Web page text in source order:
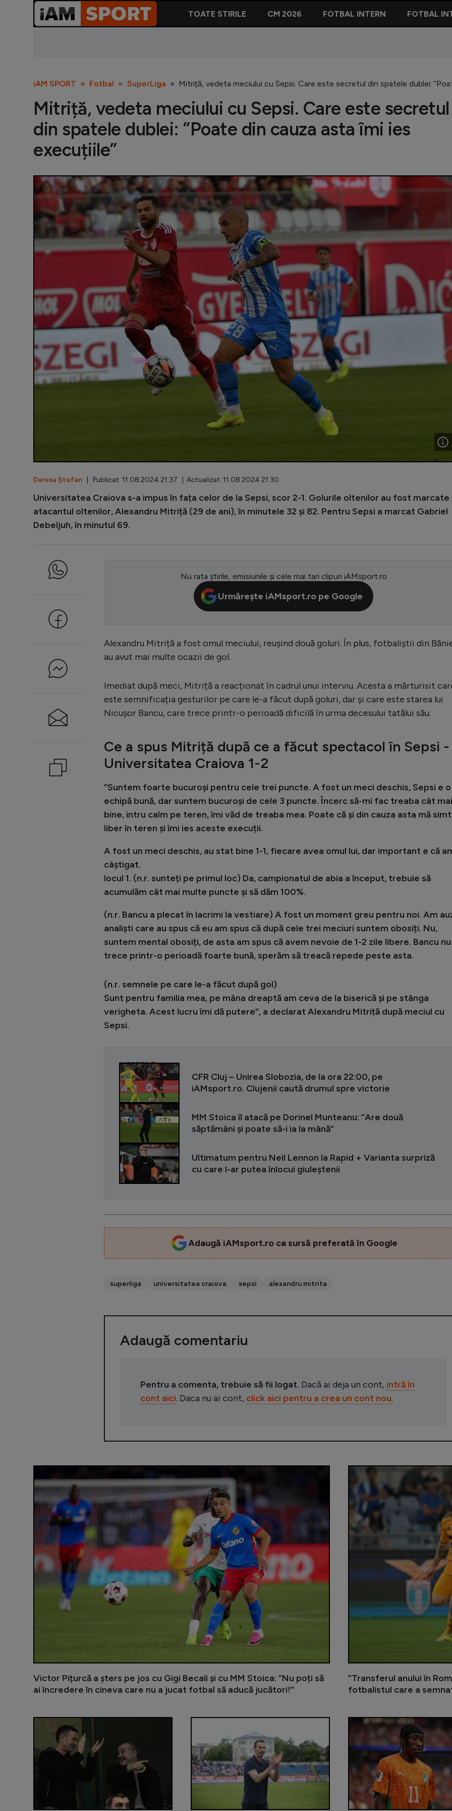
TOATE STIRILE CM 2026 FOTBAL INTERN FOTBAL
iAM SPORT Fotbal SuperLiga Mitriță, vedeta meciului cu Sepsi. Care este secretul din spatele dublei:
Mitriță, vedeta meciului cu Sepsi. Care este secretul
din spatele dublei: ”Poate din cauza asta îmi ies
execuțiile”
Denisa Ștefan | Publicat: 11.08.2024 21:37 | Actualizat: 11.08.2024 21:30
Universitatea Craiova s-a impus în fața celor de la Sepsi, scor 2-1. Golurile oltenilor au fost marcate
atacantul oltenilor, Alexandru Mitriță (29 de ani), în minutele 32 și 82. Pentru Sepsi a marcat Gabriel
Debeljuh, în minutul 69.
Nu rata știrile, emisiunile și cele mai tari clipuri iAMsport.ro
Urmărește iAMsport.ro pe Google
Alexandru Mitriță a fost omul meciului, reușind două goluri. În plus, fotbaliștii din
au avut mai multe ocazii de gol.
Imediat după meci, Mitriță a reacționat în cadrul unui interviu. Acesta a mărturisit
este semnificația gesturilor pe care le-a făcut după goluri, dar și care este starea lui
Nicușor Bancu, care trece printr-o perioadă dificilă în urma decesului tatălui său.
Ce a spus Mitriță după ce a făcut spectacol în Sepsi -
Universitatea Craiova 1-2
”Suntem foarte bucuroși pentru cele trei puncte. A fost un meci deschis, Sepsi e o
echipă bună, dar suntem bucuroși de cele 3 puncte. Încerc să-mi fac treaba cât mai
bine, intru calm pe teren, îmi văd de treaba mea. Poate că și din cauza asta mă simt
liber în teren și îmi ies aceste execuții.
A fost un meci deschis, au stat bine 1-1, fiecare avea omul lui, dar important e că
câștigat.
locul 1. (n.r. sunteți pe primul loc) Da, campionatul de abia a început, trebuie să
acumulăm cât mai multe puncte și să dăm 100%.
(n.r. Bancu a plecat în lacrimi la vestiare) A fost un moment greu pentru noi. Am
analiști care au spus că eu am spus că după cele trei meciuri suntem obosiți. Nu,
suntem mental obosiți, de asta am spus că avem nevoie de 1-2 zile libere. Bancu nu
trece printr-o perioadă foarte bună, sperăm să treacă repede peste asta.
(n.r. semnele pe care le-a făcut după gol)
Sunt pentru familia mea, pe mâna dreaptă am ceva de la biserică și pe stânga
verigheta. Acest lucru îmi dă putere”, a declarat Alexandru Mitriță după meciul cu
Sepsi.
CITEȘTE ȘI
CFR Cluj – Unirea Slobozia, de la ora 22:00, pe
iAMsport.ro. Clujenii caută drumul spre victorie
MM Stoica îl atacă pe Dorinel Munteanu: ”Are două
săptămâni și poate să-i ia la mână”
Ultimatum pentru Neil Lennon la Rapid + Varianta surpriză
cu care l-ar putea înlocui giuleștenii
Adaugă iAMsport.ro ca sursă preferată în Google
superliga universitatea craiova sepsi alexandru mitrita
Adaugă comentariu
Pentru a comenta, trebuie să fii logat. Dacă ai deja un cont, intră în
cont aici. Daca nu ai cont, click aici pentru a crea un cont nou.
Victor Pițurcă a șters pe jos cu Gigi Becali și cu MM Stoica: ”Nu poți să
ai încredere în cineva care nu a jucat fotbal să aducă jucători!”
”Transferul anului în
fotbalistul care a
Gigi Becali încă îl așteaptă pe